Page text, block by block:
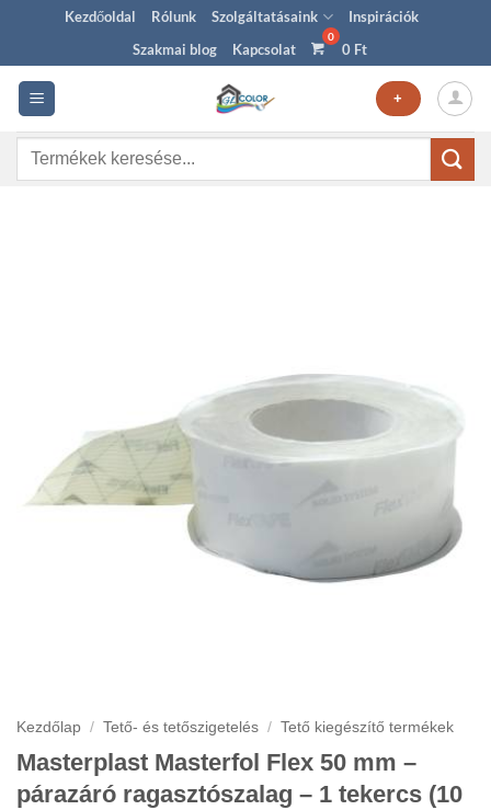
content
Kezdőoldal Rólunk Szolgáltatásaink
Inspirációk
Szakmai blog
Kapcsolat 0 Ft
+
Keresés
Kezdőlap / Tető- és tetőszigetelés / Tető kiegészítő termékek
Masterplast Masterfol Flex 50 mm –
párazáró ragasztószalag – 1 tekercs (10